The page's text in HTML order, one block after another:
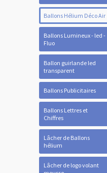
Ballons Hélium Déco Air
Ballons Lumineux - led -
Fluo
Ballon guirlande led
transparent
Ballons Publicitaires
Ballons Lettres et
Chiffres
Lâcher de Ballons
hélium
Lâcher de logo volant